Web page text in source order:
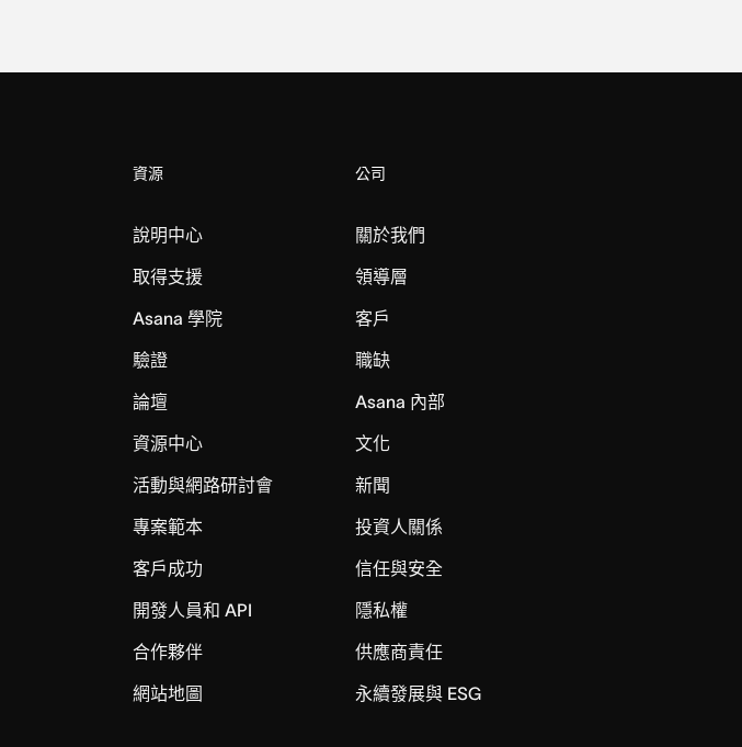
資源
說明中心
取得支援
Asana 學院
驗證
論壇
資源中心
活動與網路研討會
專案範本
客戶成功
開發人員和 API
合作夥伴
網站地圖
公司
關於我們
領導層
客戶
職缺
Asana 內部
文化
新聞
投資人關係
信任與安全
隱私權
供應商責任
永續發展與 ESG